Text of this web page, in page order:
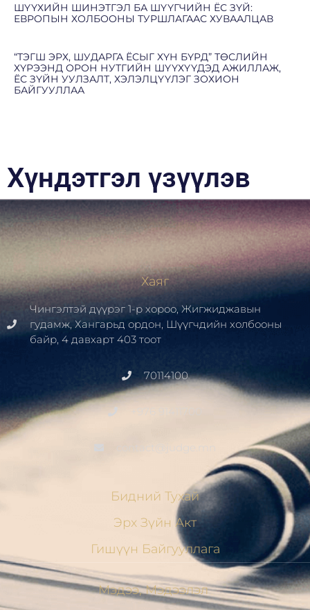
ШҮҮХИЙН ШИНЭТГЭЛ БА ШҮҮГЧИЙН ЁС ЗҮЙ:
ЕВРОПЫН ХОЛБООНЫ ТУРШЛАГААС ХУВААЛЦАВ
“ТЭГШ ЭРХ, ШУДАРГА ЁСЫГ ХҮН БҮРД” ТӨСЛИЙН
ХҮРЭЭНД ОРОН НУТГИЙН ШҮҮХҮҮДЭД АЖИЛЛАЖ,
ЁС ЗҮЙН УУЛЗАЛТ, ХЭЛЭЛЦҮҮЛЭГ ЗОХИОН
БАЙГУУЛЛАА
Хүндэтгэл үзүүлэв
Хаяг
Чингэлтэй дүүрэг 1-р хороо, Жигжиджавын
гудамж, Хангарьд ордон, Шүүгчдийн холбооны
байр, 4 давхарт 403 тоот
70114100
contact@judge.mn
Бидний Тухай
Эрх Зүйн Акт
Гишүүн Байгууллага
Мэдээ, Мэдээлэл